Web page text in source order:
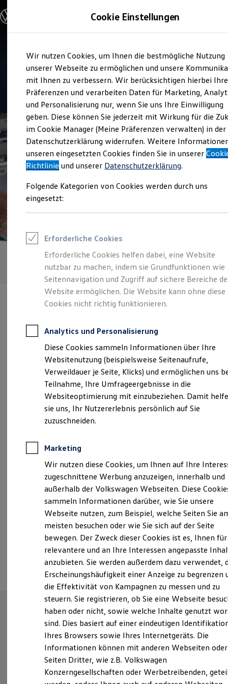
Hauptinhalt
springen
Footer
springen
Modelle und Konfigurator
Modelle vergleichen
Elektroautos
ENERGY Sondermodelle
Nutzfahrzeuge
SUV und CUV
Familienautos
Kombis
Kompaktwagen
Sportwagen
Schnell verfügbare Fahrzeuge
Angebote und Produkte
Aktuelle Angebote
E-Auto-Förderung
Volkswagen Marktplatz
Junge Gebrauchtwagen und Gebrauchtwagen
Volkswagen Zertifizierte Gebrauchtwagen
Zubehör- und Serviceangebote
Leasing
Leasing-Angebote
Gebrauchtwagen Leasing
Junge Gebrauchtwagen-Leasing
Elektroauto Leasing
Kleinwagen-Leasing
Leasing ohne Anzahlung
Finanzierung
Kfz-Versicherung
Restschuldversicherungen
Garantien
Wartungsverträge
Geschäftskunden
Professional Class bei Volkswagen
Großkunden
Behörden
Direktkunden
Sonderfahrzeuge
Anpfiff zum Gewinn
Elektroautos
ID. Tutorials
Elektrofahrzeugkonzepte
Reichweite
Reichweite der ID. Modelle
Reichweite im Winter
Laden
Laden unterwegs
Laden Zuhause
Ladestationen finden
Ladezeitensimulator
Batterie
Sicherheit
Garantie und Lebensdauer
Nachhaltigkeit
Technologie
Kosten und Kauf
Verbrauchskosten
Kaufoptionen
E-Auto-Förderung
Software und Konnektivität
ID. Software Versionen und Updates
Digitale Extras
Schnittstellen zu Ihrem ID.
Service
Autohaus Christl Neuried
4.7| 20 Bewertungen
Verantwortlich für die Inhalte auf dieser Seite ist die Autohaus
Christl GmbH & Co. KG (Impressum & Rechtliches)
Kiefernstraße 21-23, 82061 Neuried
info-neuried@christl.de
Montag
Sonntag
Geschlossen
Ansprechpartner
Unser Autohaus Christl in
Neuried
Das Autohaus Christl ist ein Automobil-
Cookie Einstellungen
Wir nutzen Cookies, um Ihnen die bestmögliche Nutzung
unserer Webseite zu ermöglichen und unsere
mit Ihnen zu verbessern. Wir berücksichtigen hierbei Ihre
Präferenzen und verarbeiten Daten für Marketing,
und Personalisierung nur, wenn Sie uns Ihre Einwilligung
geben. Diese können Sie jederzeit mit Wirkung für die
im Cookie Manager (Meine Präferenzen verwalten) in der
Datenschutzerklärung widerrufen. Weitere
unseren eingesetzten Cookies finden Sie in unserer
Richtlinie und unserer Datenschutzerklärung.
Folgende Kategorien von Cookies werden durch uns
eingesetzt:
Erforderliche Cookies
Erforderliche Cookies helfen dabei, eine Website
nutzbar zu machen, indem sie Grundfunktionen wie
Seitennavigation und Zugriff auf sichere Bereiche
Website ermöglichen. Die Website kann ohne diese
Cookies nicht richtig funktionieren.
Analytics und Personalisierung
Diese Cookies sammeln Informationen über Ihre
Websitenutzung (beispielsweise Seitenaufrufe,
Verweildauer je Seite, Klicks) und ermöglichen uns
Teilnahme, Ihre Umfrageergebnisse in die
Websiteoptimierung mit einzubeziehen. Damit
sie uns, Ihr Nutzererlebnis persönlich auf Sie
zuzuschneiden.
Marketing
Wir nutzen diese Cookies, um Ihnen auf Ihre
zugeschnittene Werbung anzuzeigen, innerhalb und
außerhalb der Volkswagen Webseiten. Diese
sammeln Informationen darüber, wie Sie unsere
Webseite nutzen, zum Beispiel, welche Seiten Sie
meisten besuchen oder wie Sie sich auf der Seite
bewegen. Der Zweck dieser Cookies ist es, Ihnen für
relevantere und an Ihre Interessen angepasste
anzubieten. Sie werden außerdem dazu verwendet,
Erscheinungshäufigkeit einer Anzeige zu begrenzen
die Effektivität von Kampagnen zu messen und zu
steuern. Sie registrieren, ob Sie eine Webseite
haben oder nicht, sowie welche Inhalte genutzt
sind. Dies basiert auf einer eindeutigen
Ihres Browsers sowie Ihres Internetgeräts. Die
Informationen können mit anderen Webseiten oder
Seiten Dritter, wie z.B. Volkswagen
Konzerngesellschaften oder Werbetreibenden,